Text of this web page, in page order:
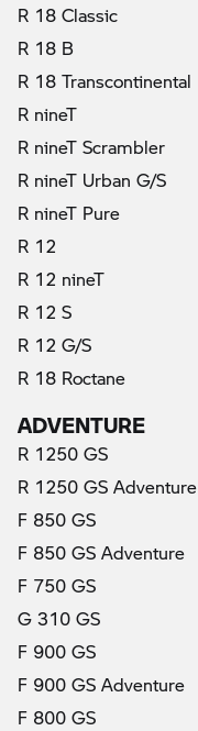
R 18 Classic
R 18 B
R 18 Transcontinental
R nineT
R nineT Scrambler
R nineT Urban G/S
R nineT Pure
R 12
R 12 nineT
R 12 S
R 12 G/S
R 18 Roctane
ADVENTURE
R 1250 GS
R 1250 GS Adventure
F 850 GS
F 850 GS Adventure
F 750 GS
G 310 GS
F 900 GS
F 900 GS Adventure
F 800 GS